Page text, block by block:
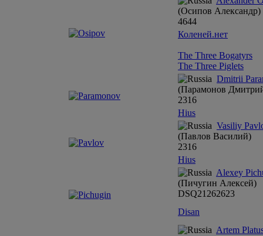
(Осипов Александр)
4644
Коленей.нет
The Three Bogatyrs
The Three Piglets
Dmitrii
(Парамонов
2316
Hius
Vasiliy
(Павлов Василий)
2316
Hius
Alexey
(Пичугин Алексей)
DSQ21 262623
Disan
Artem